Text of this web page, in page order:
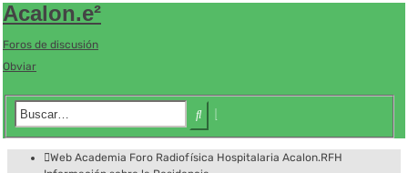
Acalon.e²
Foros de discusión
Obviar
Buscar
Web Academia Foro Radiofísica Hospitalaria Acalon.RFH